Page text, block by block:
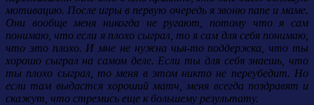
мотивацию. После игры в первую очередь я звоню папе и маме.
Они вообще меня никогда не ругают, потому что я сам
понимаю, что если я плохо сыграл, то я сам для себя понимаю,
что это плохо. И мне не нужна чья-то поддержка, что ты
хорошо сыграл на самом деле. Если ты для себя знаешь, что
ты плохо сыграл, то меня в этом никто не переубедит. Но
если там выдастся хороший матч, меня всегда поздравят и
скажут, что стремись еще к большему результату.